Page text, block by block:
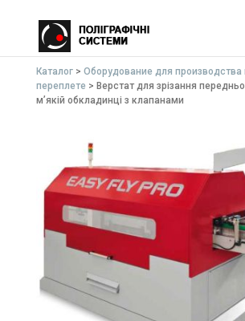
Каталог> Оборудование для производства
переплете > Верстат для зрізання
м’якій обкладинці з клапанами